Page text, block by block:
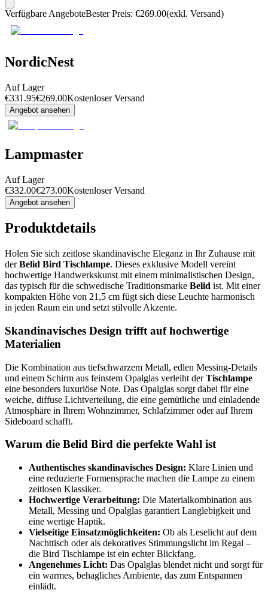
Verfügbare AngeboteBester Preis: €269.00(exkl. Versand)
NordicNest
Auf Lager
€331.95€269.00Kostenloser Versand
Angebot ansehen
Lampmaster
Auf Lager
€332.00€273.00Kostenloser Versand
Angebot ansehen
Produktdetails
Holen Sie sich zeitlose skandinavische Eleganz in Ihr Zuhause mit
derBelid Bird Tischlampe. Dieses exklusive Modell vereint
hochwertige Handwerkskunst mit einem minimalistischen Design,
das typisch für die schwedische Traditionsmarke Belid ist. Mit einer
kompakten Höhe von 21,5 cm fügt sich diese Leuchte harmonisch
in jeden Raum ein und setzt stilvolle Akzente.
Skandinavisches Design trifft auf hochwertige
Materialien
Die Kombination aus tiefschwarzem Metall, edlen Messing-Details
und einem Schirm aus feinstem Opalglas verleiht derTischlampe
eine besonders luxuriöse Note. Das Opalglas sorgt dabei für eine
weiche, diffuse Lichtverteilung, die eine gemütliche und einladende
Atmosphäre in Ihrem Wohnzimmer, Schlafzimmer oder auf Ihrem
Sideboard schafft.
Warum die Belid Bird die perfekte Wahl ist
Authentisches skandinavisches Design: Klare Linien und
eine reduzierte Formensprache machen die Lampe zu einem
zeitlosen Klassiker.
Hochwertige Verarbeitung: Die Materialkombination aus
Metall, Messing und Opalglas garantiert Langlebigkeit und
eine wertige Haptik.
Vielseitige Einsatzmöglichkeiten: Ob als Leselicht auf dem
Nachttisch oder als dekoratives Stimmungslicht im Regal –
die Bird Tischlampe ist ein echter Blickfang.
Angenehmes Licht: Das Opalglas blendet nicht und sorgt für
ein warmes, behagliches Ambiente, das zum Entspannen
einlädt.